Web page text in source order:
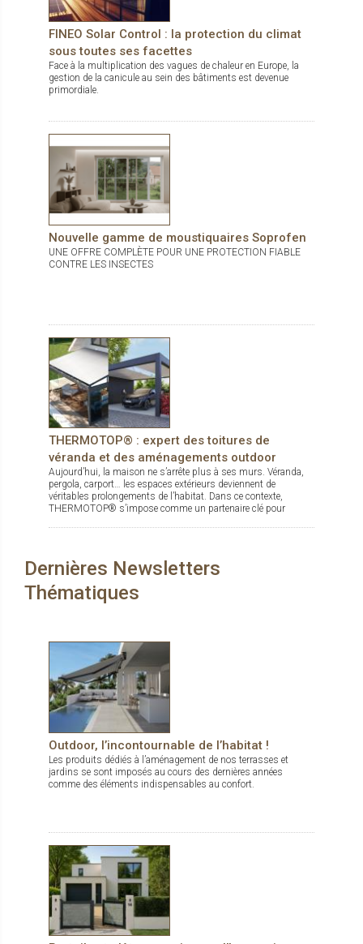
FINEO Solar Control : la protection du climat
sous toutes ses facettes
Face à la multiplication des vagues de chaleur en Europe, la
gestion de la canicule au sein des bâtiments est devenue
primordiale.
Nouvelle gamme de moustiquaires Soprofen
UNE OFFRE COMPLÈTE POUR UNE PROTECTION FIABLE
CONTRE LES INSECTES
THERMOTOP® : expert des toitures de
véranda et des aménagements outdoor
Aujourd’hui, la maison ne s’arrête plus à ses murs. Véranda,
pergola, carport… les espaces extérieurs deviennent de
véritables prolongements de l’habitat. Dans ce contexte,
THERMOTOP® s’impose comme un partenaire clé pour
Dernières Newsletters
Thématiques
Outdoor, l’incontournable de l’habitat !
Les produits dédiés à l’aménagement de nos terrasses et
jardins se sont imposés au cours des dernières années
comme des éléments indispensables au confort.